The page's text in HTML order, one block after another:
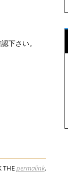
下さい。
THEpermalink.